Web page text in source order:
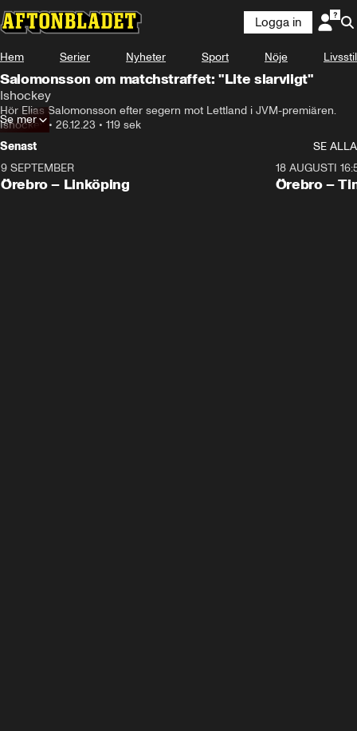
Logga in
Hem Serier Nyheter Sport Nöje Livsstil
Salomonsson om matchstraffet: "Lite slarvligt"
Ishockey
Hör Elias Salomonsson efter segern mot Lettland i JVM-premiären.
Ishockey• 26.12.23 • 119 sek
Se mer
Senast
SE ALLA
Plus
9 SEPTEMBER
Örebro – Linköping
Plus
18 AUGUSTI
Örebro –